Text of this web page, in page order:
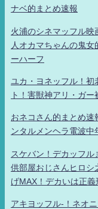
ナベ的まとめ速報
火浦のシネマッフル映
人オカマちゃんの鬼
ーハーフ
ユカ・ヨネッフル！初
ト！害獣神アリ・ガ
おネコさん的まとめ
ンタルメンヘラ電波
スケバン！デカッフ
供部屋おじさんヒロシ
げMAX！デカいは正義
アキヨッフル-！ネオ